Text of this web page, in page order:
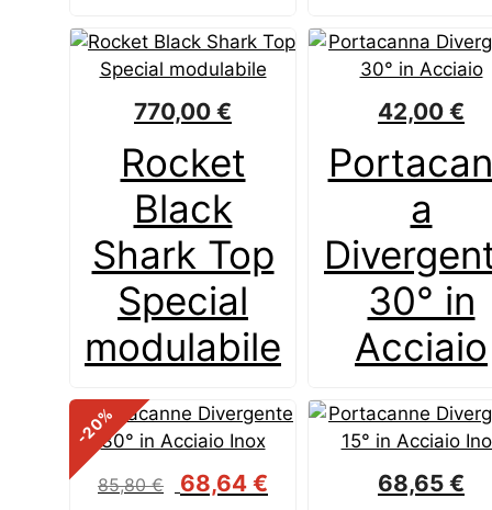
Rocket
Black
Shark Top
Special
modulabile
770,00 €
a
30° in
Acciaio
42,00 €
-20
%
85,80€
Il
68,64 € 68,65 €